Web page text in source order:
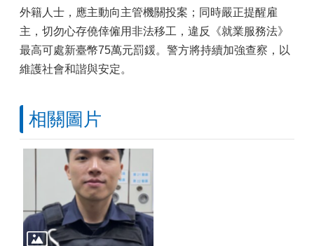
外籍人士，應主動向主管機關投案；同時嚴正提醒雇
主，切勿心存僥倖僱用非法移工，違反《就業服務法》
最高可處新臺幣75萬元罰鍰。警方將持續加強查察，以
維護社會和諧與安定。
相關圖片